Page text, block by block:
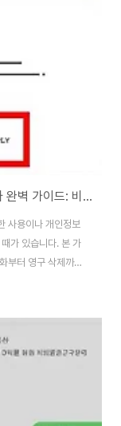
에서는 제한된 기
스토어를 통해 설
인스타그램 계정 삭제 방법과 영구 탈퇴 절차 완벽 가이드: 비활성화와 복구 옵션까지
사용이나 개인정보
가 있습니다. 본 가
부터 영구 삭제까지
알아야 할 중요한
션을 제공합니다.
진, 댓글, 좋아요가
대로 보존되어 언제